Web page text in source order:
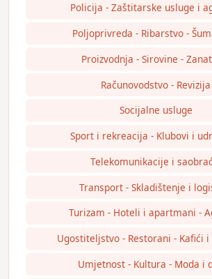
Policija - Zaštitarske usluge i
Poljoprivreda - Ribarstvo -
Proizvodnja - Sirovine -
Računovodstvo - Revizija
Socijalne usluge
Sport i rekreacija - Klubovi i
Telekomunikacije i
Transport - Skladištenje i
Turizam - Hoteli i apartmani -
Ugostiteljstvo - Restorani - Kafići i
Umjetnost - Kultura - Moda i